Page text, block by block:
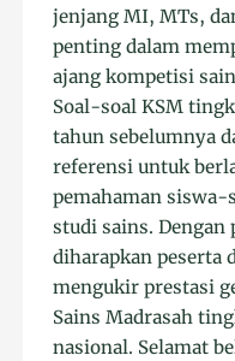
jenjang MI, MTs,
penting dalam
ajang kompetisi
Soal-soal KSM
tahun sebelumnya
referensi untuk
pemahaman siswa-
studi sains. Dengan
diharapkan peserta
mengukir prestasi
Sains Madrasah
nasional. Selamat